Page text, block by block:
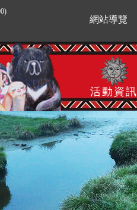
網站導覽
活動資訊